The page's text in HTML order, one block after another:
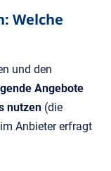
Welche
und den
Angebote
nutzen (die
Anbieter erfragt